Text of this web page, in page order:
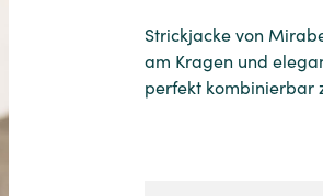
Strickjacke von
am Kragen und
perfekt kombinierbar